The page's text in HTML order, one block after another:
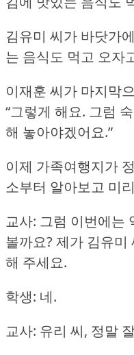
김유미 씨가 바닷가
는 음식도 먹고 오자
이재훈 씨가 마지막
“그렇게 해요. 그럼
해 놓아야겠어요.”
이제 가족여행지가
소부터 알아보고 미
교사: 그럼 이번에는
볼까요?제가 김유미
해 주세요.
학생: 네.
교사: 유리 씨, 정말